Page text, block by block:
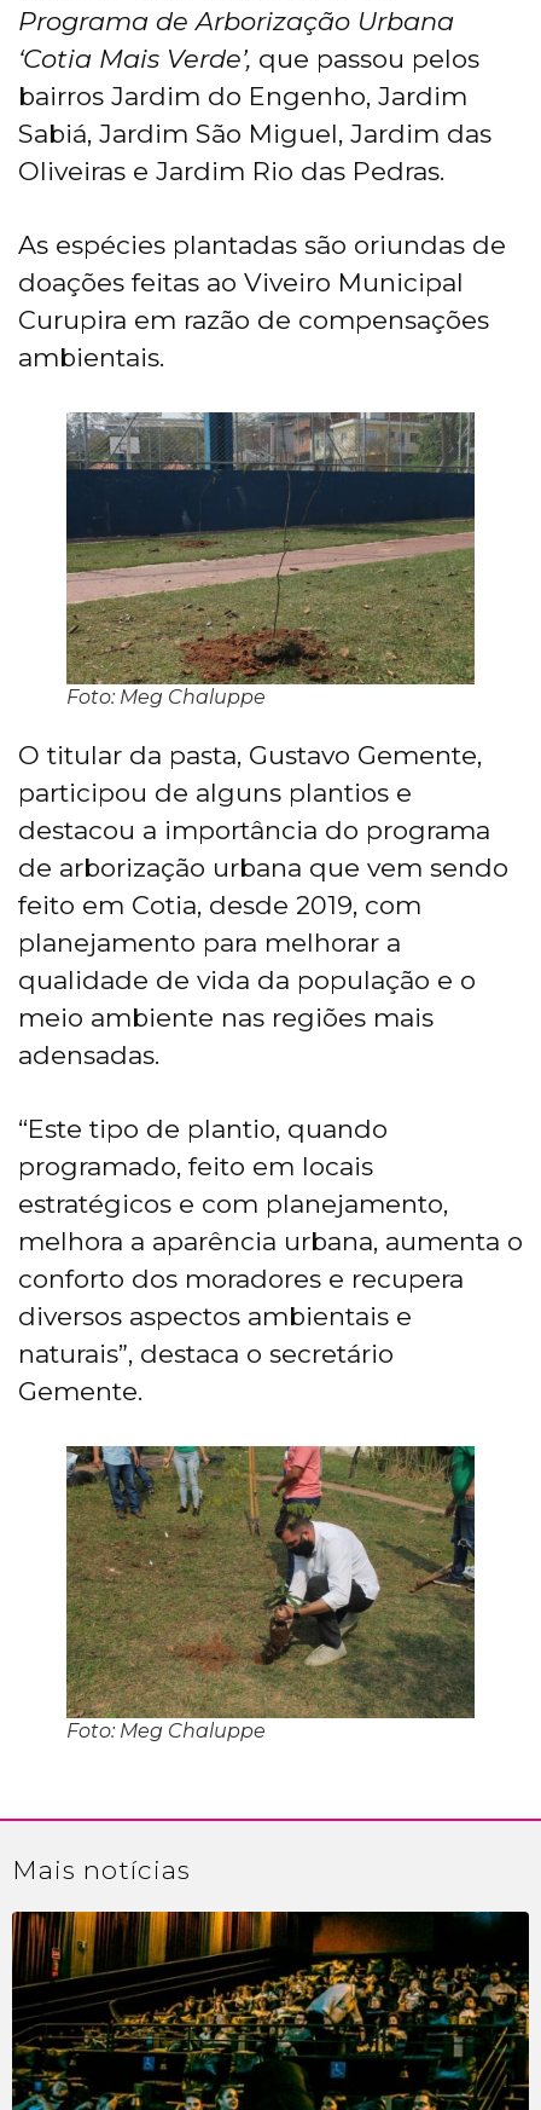
Programa de Arborização Urbana
‘Cotia Mais Verde’, que passou pelos
bairros Jardim do Engenho, Jardim
Sabiá, Jardim São Miguel, Jardim das
Oliveiras e Jardim Rio das Pedras.
As espécies plantadas são oriundas de
doações feitas ao Viveiro Municipal
Curupira em razão de compensações
ambientais.
Foto: Meg Chaluppe
O titular da pasta, Gustavo Gemente,
participou de alguns plantios e
destacou a importância do programa
de arborização urbana que vem sendo
feito em Cotia, desde 2019, com
planejamento para melhorar a
qualidade de vida da população e o
meio ambiente nas regiões mais
adensadas.
“Este tipo de plantio, quando
programado, feito em locais
estratégicos e com planejamento,
melhora a aparência urbana, aumenta o
conforto dos moradores e recupera
diversos aspectos ambientais e
naturais”, destaca o secretário
Gemente.
Foto: Meg Chaluppe
Mais notícias